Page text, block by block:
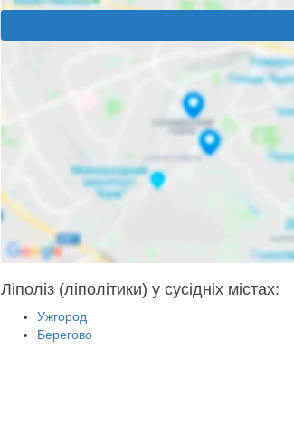
Ліполіз (ліполітики) у сусідніх містах:
Ужгород
Берегово